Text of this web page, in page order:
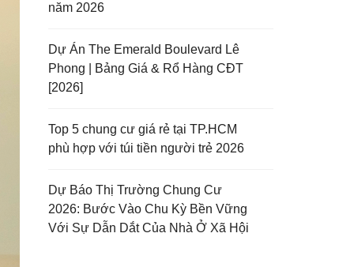
năm 2026
Dự Án The Emerald Boulevard Lê
Phong | Bảng Giá & Rổ Hàng CĐT
[2026]
Top 5 chung cư giá rẻ tại TP.HCM
phù hợp với túi tiền người trẻ 2026
Dự Báo Thị Trường Chung Cư
2026: Bước Vào Chu Kỳ Bền Vững
Với Sự Dẫn Dắt Của Nhà Ở Xã Hội